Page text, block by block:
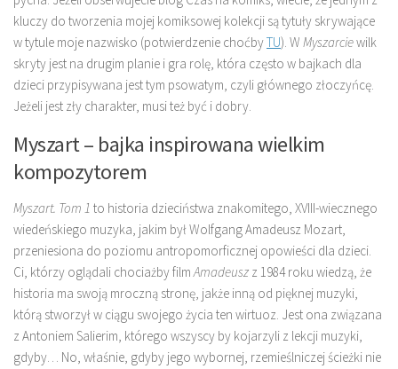
kluczy do tworzenia mojej komiksowej kolekcji są tytuły skrywające
w tytule moje nazwisko (potwierdzenie choćbyTU). W Myszarciewilk
skryty jest na drugim planie i gra rolę, która często w bajkach dla
dzieci przypisywana jest tym psowatym, czyli głównego złoczyńcę.
Jeżeli jest zły charakter, musi też być i dobry.
Myszart – bajka inspirowana wielkim
kompozytorem
Myszart. Tom 1 to historia dzieciństwa znakomitego, XVIII-wiecznego
wiedeńskiego muzyka, jakim był Wolfgang Amadeusz Mozart,
przeniesiona do poziomu antropomorficznej opowieści dla dzieci.
Ci, którzy oglądali chociażby filmAmadeusz z 1984 roku wiedzą, że
historia ma swoją mroczną stronę, jakże inną od pięknej muzyki,
którą stworzył w ciągu swojego życia ten wirtuoz. Jest ona związana
z Antoniem Salierim, którego wszyscy by kojarzyli z lekcji muzyki,
gdyby… No, właśnie, gdyby jego wybornej, rzemieślniczej ścieżki nie